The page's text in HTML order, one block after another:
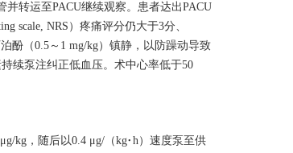
转运至PACU继续观察。患者达出PACU
scale, NRS）疼痛评分仍大于3分、
酚（0.5～1 mg/kg）镇静，以防躁动导致
续泵注纠正低血压。术中心率低于50
kg，随后以0.4 μg/（kg·h）速度泵至供